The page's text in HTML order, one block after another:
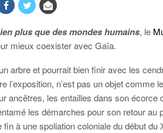
plus que des mondes humains, le
mieux coexister avec Gaïa.
arbre et pourrait bien finir avec les
l’exposition, n’est pas un objet comme
ancêtres, les entailles dans son écorce
les démarches pour son retour
fin à une spoliation coloniale du début du